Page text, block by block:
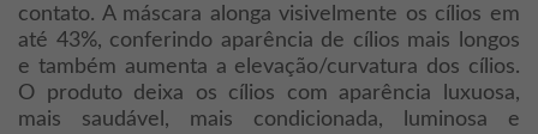
contato. A máscara alonga visivelmente os cílios em
até 43%, conferindo aparência de cílios mais longos
e também aumenta a elevação/curvatura dos cílios.
O produto deixa os cílios com aparência luxuosa,
mais saudável, mais condicionada, luminosa e